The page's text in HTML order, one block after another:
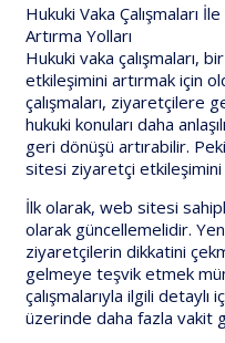
Hukuki Vaka Çalışmaları
Artırma Yolları
Hukuki vaka çalışmaları,
etkileşimini artırmak için
çalışmaları, ziyaretçilere
hukuki konuları daha
geri dönüşü artırabilir.
sitesi ziyaretçi etkileşimini
İlk olarak, web sitesi
olarak güncellemelidir.
ziyaretçilerin dikkatini
gelmeye teşvik etmek
çalışmalarıyla ilgili
üzerinde daha fazla vakit